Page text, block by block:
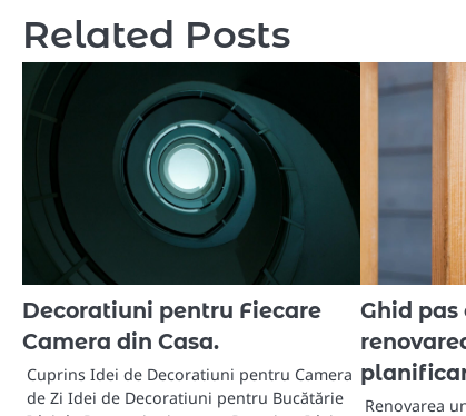
articole
Related Posts
Decoratiuni pentru Fiecare
Camera din Casa.
Cuprins Idei de Decoratiuni pentru Camera
de Zi Idei de Decoratiuni pentru Bucătărie
Ghid pas
Renovarea